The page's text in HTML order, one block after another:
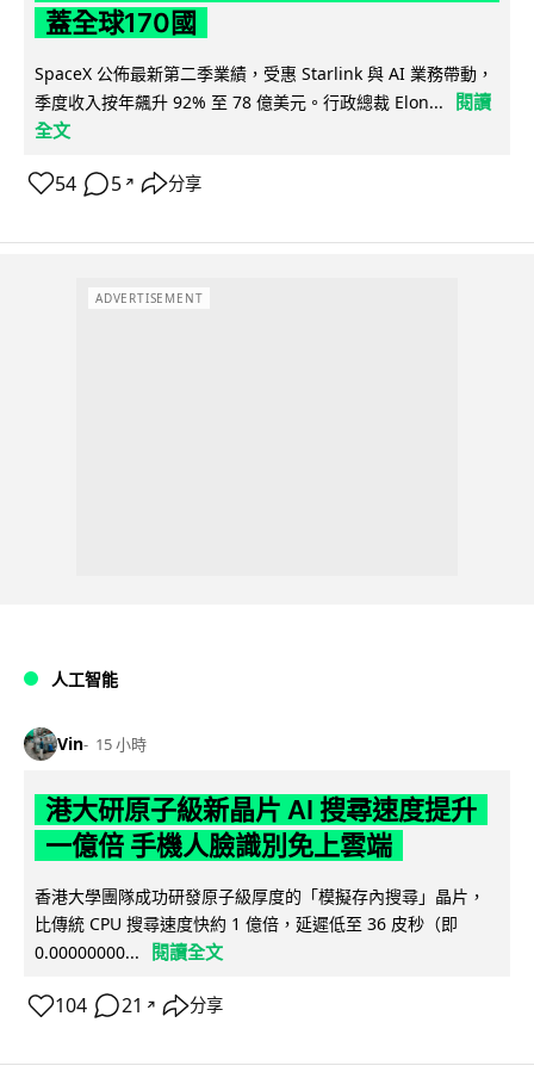
蓋全球170國
SpaceX 公佈最新第二季業績，受惠 Starlink 與 AI 業務帶動，
季度收入按年飆升 92% 至 78 億美元。行政總裁 Elon...
閱讀
全文
54 5 ↗ 分享
ADVERTISEMENT
人工智能
Vin 15 小時
港大研原子級新晶片 AI 搜尋速度提升
一億倍 手機人臉識別免上雲端
香港大學團隊成功研發原子級厚度的「模擬存內搜尋」晶片，
比傳統 CPU 搜尋速度快約 1 億倍，延遲低至 36 皮秒（即
0.00000000...
閱讀全文
104 21 ↗ 分享